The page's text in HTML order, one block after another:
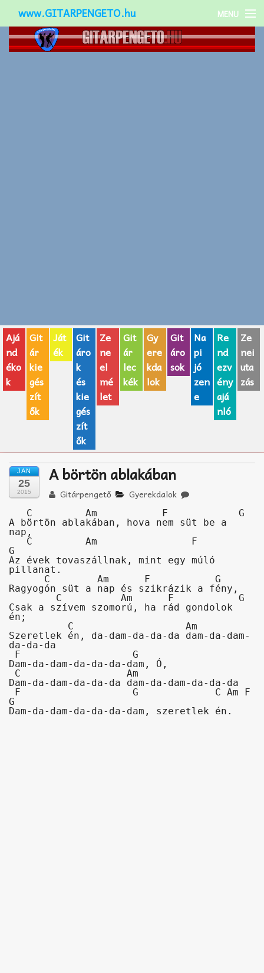
www.GITARPENGETO.hu MENU
Népszerű-
AJÁNDÉK ÖTLETEK
Vicces
GITÁR MÁRKÁK
TOP100 nóta
Zeneiskolák
Zeneszerzés alapjai
Akkord-kotta
TABok
Improvizáció
Ajá
nd
éko
k
Git
ár
kie
gés
zít
ők
Ját
ék
Git
áro
k
és
kie
gés
zít
ők
Ze
ne
el
mé
let
Git
ár
lec
kék
Gy
ere
kda
lok
Git
áro
sok
Na
pi
jó
zen
e
Re
nd
ezv
ény
ajá
nló
Ze
nei
uta
zás
JAN
25
2015
A börtön ablakában
Gitárpengető Gyerekdalok
A börtön ablakában, hova nem süt be a
nap,
G
Az évek tovaszállnak, mint egy múló
pillanat.
Ragyogón süt a nap és szikrázik a fény,
Csak a szívem szomorú, ha rád gondolok
én;
Szeretlek én, da-dam-da-da-da dam-da-dam-
da-da-da
Dam-da-dam-da-da-da-dam, Ó,
Dam-da-dam-da-da-da dam-da-dam-da-da-da
G
Dam-da-dam-da-da-da-dam, szeretlek én.